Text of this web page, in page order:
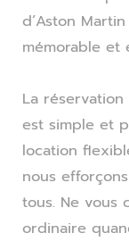
d’Aston
mémorable et
La
est simple et
location
nous
tous. Ne vous
ordinaire